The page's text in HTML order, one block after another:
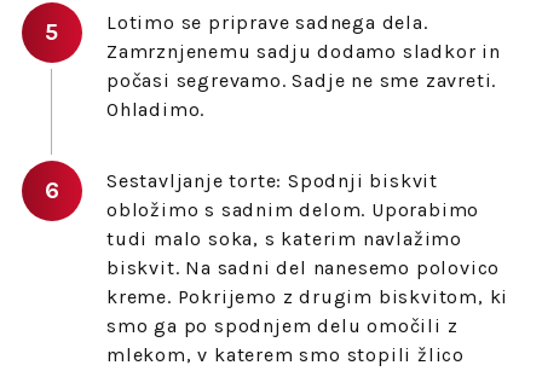
Lotimo se priprave sadnega dela.
Zamrznjenemu sadju dodamo sladkor in
počasi segrevamo. Sadje ne sme zavreti.
Ohladimo.
Sestavljanje torte: Spodnji biskvit
obložimo s sadnim delom. Uporabimo
tudi malo soka, s katerim navlažimo
biskvit. Na sadni del nanesemo polovico
kreme. Pokrijemo z drugim biskvitom, ki
smo ga po spodnjem delu omočili z
mlekom, v katerem smo stopili žlico